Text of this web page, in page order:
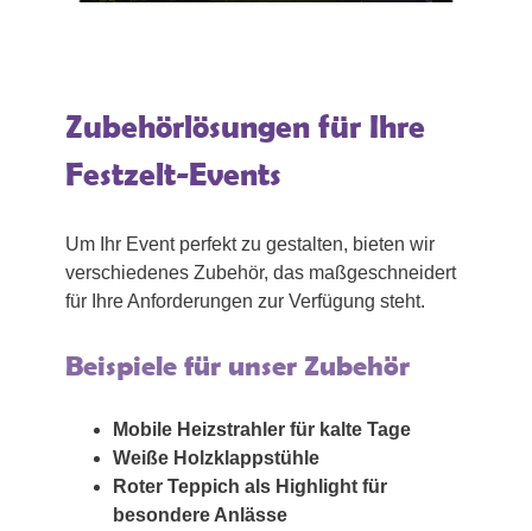
Zubehörlösungen für Ihre
Festzelt-Events
Um Ihr Event perfekt zu gestalten, bieten wir
verschiedenes Zubehör, das maßgeschneidert
für Ihre Anforderungen zur Verfügung steht.
Beispiele für unser Zubehör
Mobile Heizstrahler für kalte Tage
Weiße Holzklappstühle
Roter Teppich als Highlight für
besondere Anlässe